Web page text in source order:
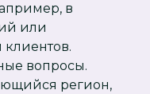
в
или
вопросы.
регион,